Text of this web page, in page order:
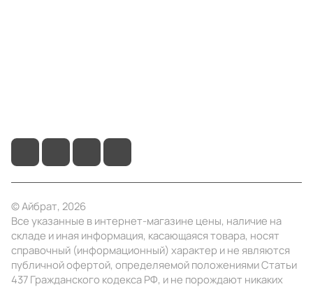
© Айбрат, 2026
Все указанные в интернет-магазине цены, наличие на
складе и иная информация, касающаяся товара, носят
справочный (информационный) характер и не являются
публичной офертой, определяемой положениями Статьи
437 Гражданского кодекса РФ, и не порождают никаких